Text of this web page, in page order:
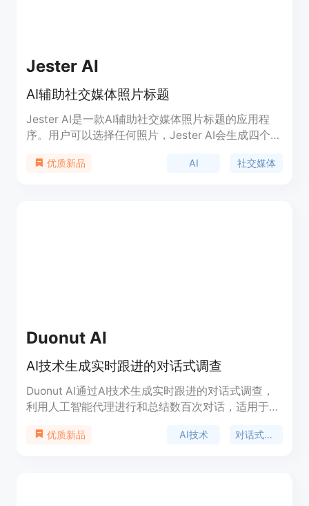
Jester AI
AI辅助社交媒体照片标题
Jester AI是一款AI辅助社交媒体照片标题的应用程
序。用户可以选择任何照片，Jester AI会生成四个独
辑。如果用户不喜欢任何一个标题，可以点击重试按
优质新品 AI 社交媒体
Duonut AI
AI技术生成实时跟进的对话式调查
Duonut AI通过AI技术生成实时跟进的对话式调查，
利用人工智能代理进行和总结数百次对话，适用于概
价格合理定位适用于企业和个人用户。
优质新品 AI技术 对话式调查